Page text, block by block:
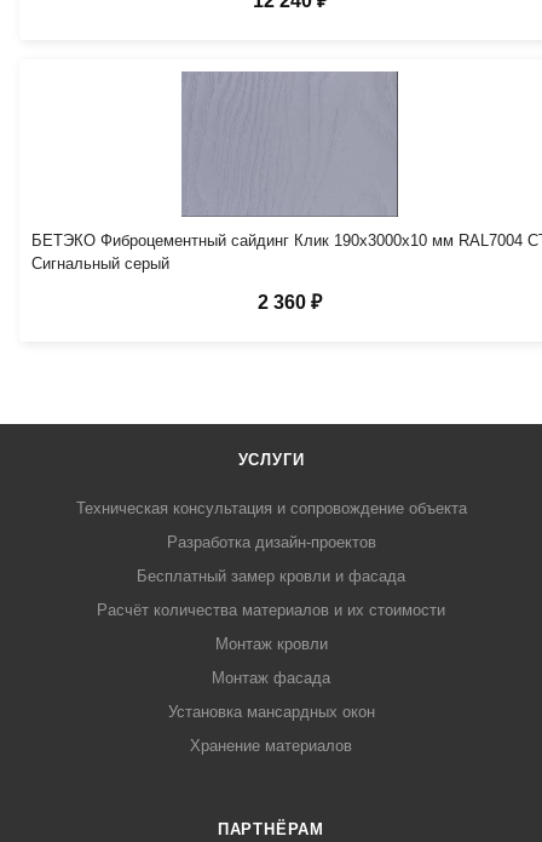
БЕТЭКО Фиброцементный сайдинг Клик 190х3000х10 мм RAL7004
Сигнальный серый
2 360 ₽
УСЛУГИ
Техническая консультация и сопровождение объекта
Разработка дизайн-проектов
Бесплатный замер кровли и фасада
Расчёт количества материалов и их стоимости
Монтаж кровли
Монтаж фасада
Установка мансардных окон
Хранение материалов
ПАРТНЁРАМ